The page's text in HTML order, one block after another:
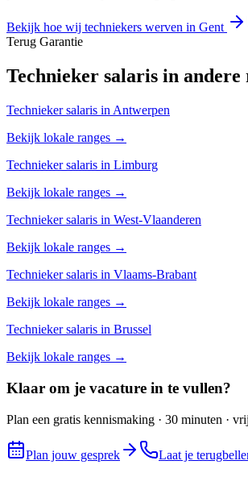
Bekijk hoe wij techniekers werven in Gent
Terug Garantie
Technieker salaris in andere
Techniekersalaris in Antwerpen
Bekijk lokale ranges →
Techniekersalaris in Limburg
Bekijk lokale ranges →
Techniekersalaris in West-Vlaanderen
Bekijk lokale ranges →
Techniekersalaris in Vlaams-Brabant
Bekijk lokale ranges →
Techniekersalaris in Brussel
Bekijk lokale ranges →
Klaar om je vacature in te vullen?
Plan een gratis kennismaking · 30 minuten ·
Plan jouw gesprek Laat je